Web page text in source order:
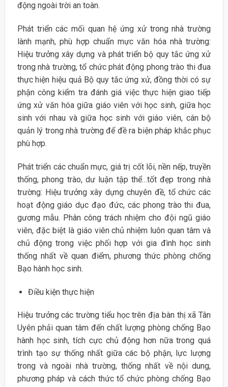
động ngoài trời an toàn.
Phát triển các mối quan hệ ứng xử trong nhà trường
lành mạnh, phù hợp chuẩn mực văn hóa nhà trường:
Hiệu trưởng xây dựng và phát triển bộ quy tắc ứng xử
trong nhà trường, tổ chức phát động phong trào thi đua
thực hiện hiệu quả Bộ quy tắc ứng xử, đồng thời có sự
phận công kiểm tra đánh giá việc thực hiện giao tiếp
ứng xử văn hóa giữa giáo viên với học sinh, giữa học
sinh với nhau và giữa học sinh với giáo viên, cán bộ
quản lý trong nhà trường để đề ra biện pháp khắc phục
phù hợp.
Phát triển các chuẩn mực, giá trị cốt lõi, nền nếp, truyền
thống, phong trào, dư luận tập thể…tốt đẹp trong nhà
trường: Hiệu trưởng xây dựng chuyên đề, tổ chức các
hoạt động giáo dục đạo đức, các phong trào thi đua,
gương mẫu. Phân công trách nhiệm cho đội ngũ giáo
viên, đặc biệt là giáo viên chủ nhiệm luôn quan tâm và
chủ động trong việc phối hợp với gia đình học sinh
thống nhất về quan điểm, phương thức phòng chống
Bạo hành học sinh.
Điều kiện thực hiện
Hiệu trưởng các trường tiểu học trên địa bàn thị xã Tân
Uyên phải quan tâm đến chất lượng phòng chống Bạo
hành học sinh, tích cực chủ động hơn nữa trong quá
trình tạo sự thống nhất giữa các bộ phận, lực lượng
trong và ngoài nhà trường, thống nhất về nội dung,
phương pháp và cách thức tổ chức phòng chống Bạo